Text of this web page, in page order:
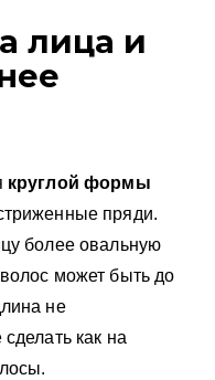
лица и
круглой формы
пряди.
более овальную
может быть до
не
как на